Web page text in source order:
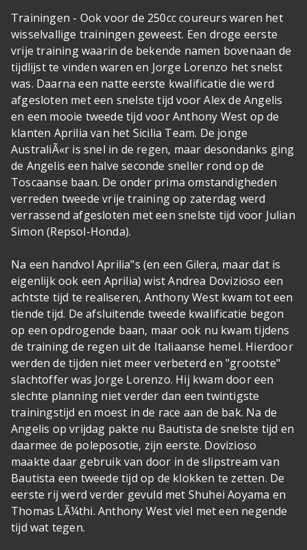
Trainingen - Ook voor de 250cc coureurs waren het
wisselvallige trainingen geweest. Een droge eerste
vrije training waarin de bekende namen bovenaan de
tijdlijst te vinden waren en Jorge Lorenzo het snelst
was. Daarna een natte eerste kwalificatie die werd
afgesloten met een snelste tijd voor Alex de Angelis
en een mooie tweede tijd voor Anthony West op de
klanten Aprilia van het Sicilia Team. De jonge
AustraliÃ«r is snel in de regen, maar desondanks ging
de Angelis een halve seconde sneller rond op de
Toscaanse baan. De onder prima omstandigheden
verreden tweede vrije training op zaterdag werd
verrassend afgesloten met een snelste tijd voor Julian
Simon (Repsol-Honda).
Na een handvol Aprilia"s (en een Gilera, maar dat is
eigenlijk ook een Aprilia) wist Andrea Dovizioso een
achtste tijd te realiseren, Anthony West kwam tot een
tiende tijd. De afsluitende tweede kwalificatie begon
op een opdrogende baan, maar ook nu kwam tijdens
de training de regen uit de Italiaanse hemel. Hierdoor
werden de tijden niet meer verbeterd en "grootste"
slachtoffer was Jorge Lorenzo. Hij kwam door een
slechte planning niet verder dan een twintigste
trainingstijd en moest in de race aan de bak. Na de
Angelis op vrijdag pakte nu Bautista de snelste tijd en
daarmee de poleposotie, zijn eerste. Dovizioso
maakte daar gebruik van door in de slipstream van
Bautista een tweede tijd op de klokken te zetten. De
eerste rij werd verder gevuld met Shuhei Aoyama en
Thomas LÃ¼thi. Anthony West viel met een negende
tijd wat tegen.